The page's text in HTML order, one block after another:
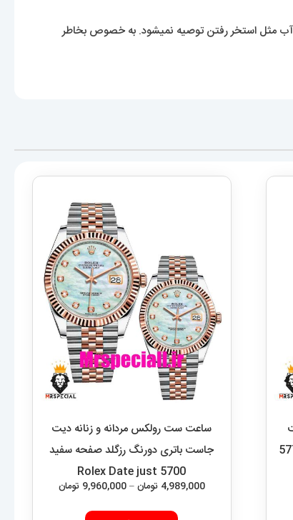
آب مثل استخر رفتن توصیه نمیشود. به خصوص بخاطر
مشکی 5777
ساعت ست رولکس مردانه و زنانه دیت
جاست باتری دورنگ رزگلد صفحه سفید
5700 Rolex Date just
4,989,000 تومان–
9,960,000 تومانمحدوده
این